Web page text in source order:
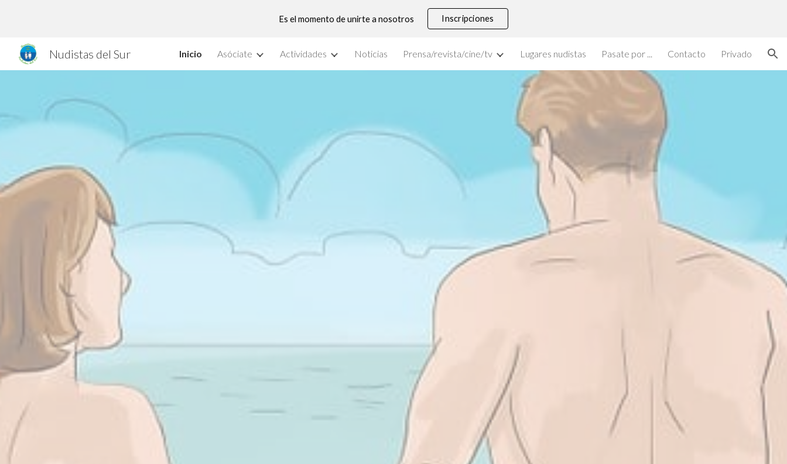
Skip to main content Skip to navigation
Es el momento de unirte a nosotros Inscripciones
Nudistas del Sur Inicio Asóciate Actividades Noticias Prensa/revista/cine/tv Lugares nudistas Pasate por ... Contacto Privado